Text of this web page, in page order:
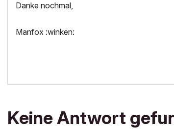
Danke nochmal,
Manfox :winken:
Keine Antwort